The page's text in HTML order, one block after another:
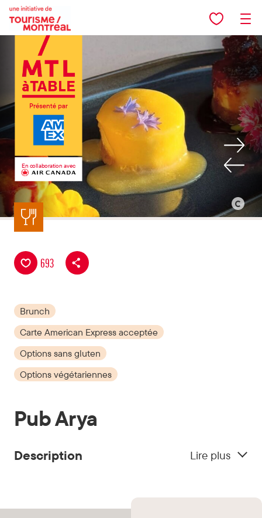
Aller au contenu principal
En collaboration avec
Retour à la liste
693
Brunch
Carte American Express acceptée
Options sans gluten
Options végétariennes
Pub Arya
Description
Lire plus
offrant une sélection fraîche et savoureuse. En
plus des huîtres, il propose des plats